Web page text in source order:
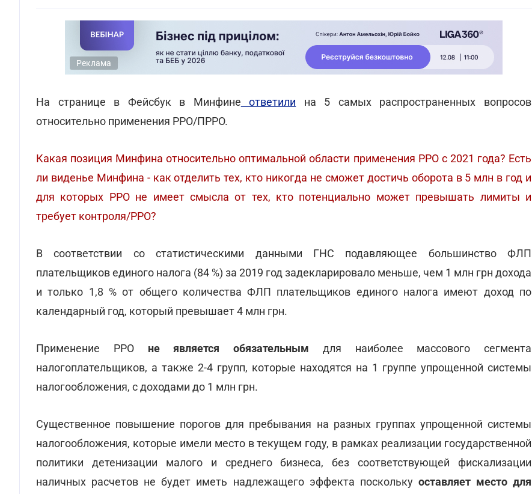
Реклама
На странице в Фейсбук в Минфине ответили на 5 самых распространенных вопросов
относительно применения РРО/ПРРО.
Какая позиция Минфина относительно оптимальной области применения РРО с 2021 года? Есть
ли виденье Минфина - как отделить тех, кто никогда не сможет достичь оборота в 5 млн в год и
для которых РРО не имеет смысла от тех, кто потенциально может превышать лимиты и
требует контроля/РРО?
В соответствии со статистическими данными ГНС подавляющее большинство ФЛП
плательщиков единого налога (84 %) за 2019 год задекларировало меньше, чем 1 млн грн дохода
и только 1,8 % от общего количества ФЛП плательщиков единого налога имеют доход по
календарный год, который превышает 4 млн грн.
Применение РРО не является обязательным для наиболее массового сегмента
налогоплательщиков, а также 2-4 групп, которые находятся на 1 группе упрощенной системы
налогообложения, с доходами до 1 млн грн.
Существенное повышение порогов для пребывания на разных группах упрощенной системы
налогообложения, которые имели место в текущем году, в рамках реализации государственной
политики детенизации малого и среднего бизнеса, без соответствующей фискализации
наличных расчетов не будет иметь надлежащего эффекта поскольку оставляет место для